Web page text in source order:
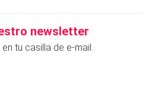
newsletter
tu casilla de e-mail.